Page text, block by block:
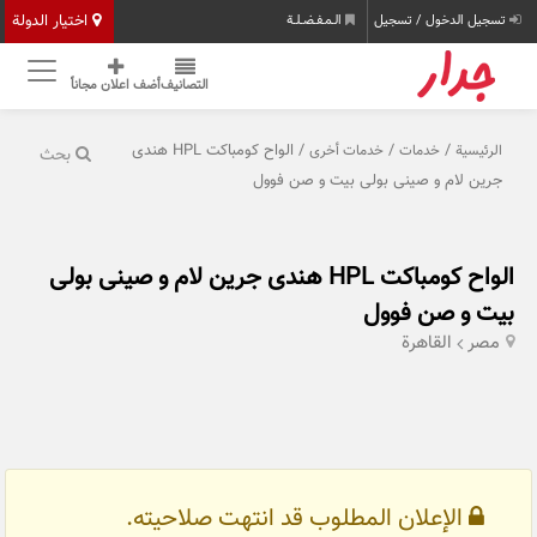
اختيار الدولة تسجيل الدخول / تسجيل الـمـفـضـلـة
التصانيفأضف اعلان مجاناً
بحث الرئيسية /خدمات /خدمات أخرى
/ الواح كومباكت HPL هندى
جرين لام و صينى بولى بيت و صن فوول
الواح كومباكت HPL هندى جرين لام و صينى بولى
بيت و صن فوول
مصر القاهرة
الإعلان المطلوب قد انتهت صلاحيته.